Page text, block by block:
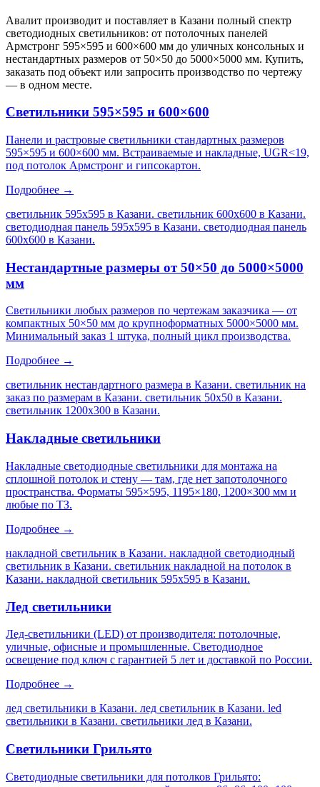
Авалит производит и поставляет в Казани полный спектр
светодиодных светильников: от потолочных панелей
Армстронг 595×595 и 600×600 мм до уличных консольных и
нестандартных размеров от 50×50 до 5000×5000 мм. Купить,
заказать под объект или запросить производство по чертежу
— в одном месте.
Светильники 595×595 и 600×600
Панели и растровые светильники стандартных размеров
595×595 и 600×600 мм. Встраиваемые и накладные, UGR<19,
под потолок Армстронг и гипсокартон.
Подробнее →
светильник 595х595 в Казани. светильник 600х600 в Казани.
светодиодная панель 595х595 в Казани. светодиодная панель
600х600 в Казани.
Нестандартные размеры от 50×50 до 5000×5000
мм
Светильники любых размеров по чертежам заказчика — от
компактных 50×50 мм до крупноформатных 5000×5000 мм.
Минимальный заказ 1 штука, полный цикл производства.
Подробнее →
светильник нестандартного размера в Казани. светильник на
заказ по размерам в Казани. светильник 50х50 в Казани.
светильник 1200х300 в Казани.
Накладные светильники
Накладные светодиодные светильники для монтажа на
сплошной потолок и стену — там, где нет запотолочного
пространства. Форматы 595×595, 1195×180, 1200×300 мм и
любые по ТЗ.
Подробнее →
накладной светильник в Казани. накладной светодиодный
светильник в Казани. светильник накладной на потолок в
Казани. накладной светильник 595х595 в Казани.
Лед светильники
Лед-светильники (LED) от производителя: потолочные,
уличные, офисные и промышленные. Светодиодное
освещение под ключ с гарантией 5 лет и доставкой по России.
Подробнее →
лед светильники в Казани. лед светильник в Казани. led
светильники в Казани. светильники лед в Казани.
Светильники Грильято
Светодиодные светильники для потолков Грильято: